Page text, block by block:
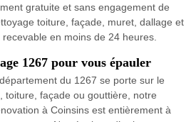
gratuite et sans engagement de
toiture, façade, muret, dallage et
en moins de 24 heures.
1267 pour vous épauler
du 1267 se porte sur le
toiture, façade ou gouttière, notre
à Coinsins est entièrement à